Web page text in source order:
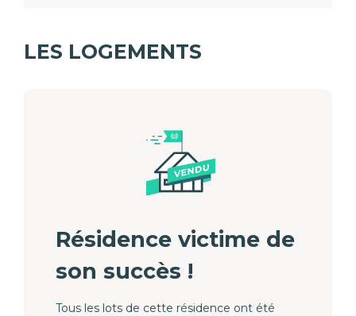
LES LOGEMENTS
Résidence victime de
son succès !
Tous les lots de cette résidence ont été